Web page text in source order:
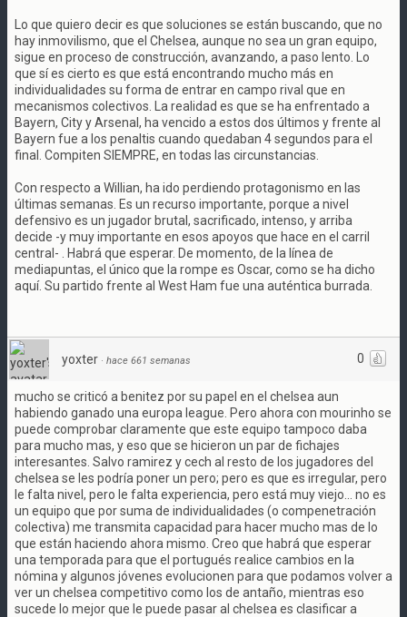
Lo que quiero decir es que soluciones se están buscando, que no
hay inmovilismo, que el Chelsea, aunque no sea un gran equipo,
sigue en proceso de construcción, avanzando, a paso lento. Lo
que sí es cierto es que está encontrando mucho más en
individualidades su forma de entrar en campo rival que en
mecanismos colectivos. La realidad es que se ha enfrentado a
Bayern, City y Arsenal, ha vencido a estos dos últimos y frente al
Bayern fue a los penaltis cuando quedaban 4 segundos para el
final. Compiten SIEMPRE, en todas las circunstancias.
Con respecto a Willian, ha ido perdiendo protagonismo en las
últimas semanas. Es un recurso importante, porque a nivel
defensivo es un jugador brutal, sacrificado, intenso, y arriba
decide -y muy importante en esos apoyos que hace en el carril
central- . Habrá que esperar. De momento, de la línea de
mediapuntas, el único que la rompe es Oscar, como se ha dicho
aquí. Su partido frente al West Ham fue una auténtica burrada.
0
yoxter · hace 661 semanas
mucho se criticó a benitez por su papel en el chelsea aun
habiendo ganado una europa league. Pero ahora con mourinho se
puede comprobar claramente que este equipo tampoco daba
para mucho mas, y eso que se hicieron un par de fichajes
interesantes. Salvo ramirez y cech al resto de los jugadores del
chelsea se les podría poner un pero; pero es que es irregular, pero
le falta nivel, pero le falta experiencia, pero está muy viejo... no es
un equipo que por suma de individualidades (o compenetración
colectiva) me transmita capacidad para hacer mucho mas de lo
que están haciendo ahora mismo. Creo que habrá que esperar
una temporada para que el portugués realice cambios en la
nómina y algunos jóvenes evolucionen para que podamos volver a
ver un chelsea competitivo como los de antaño, mientras eso
sucede lo mejor que le puede pasar al chelsea es clasificar a